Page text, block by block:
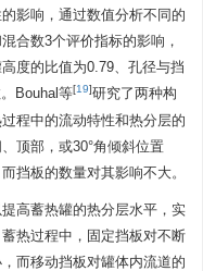
影响，通过数值分析不同的
合数3个评价指标的影响，
度的比值为0.79、孔径与挡
Bouhal等[19]研究了两种构
程中的流动特性和热分层的
顶部，或30°角倾斜位置
挡板的数量对其影响不大。
高蓄热罐的热分层水平，实
热过程中，固定挡板对不断
而移动挡板对罐体内流道的